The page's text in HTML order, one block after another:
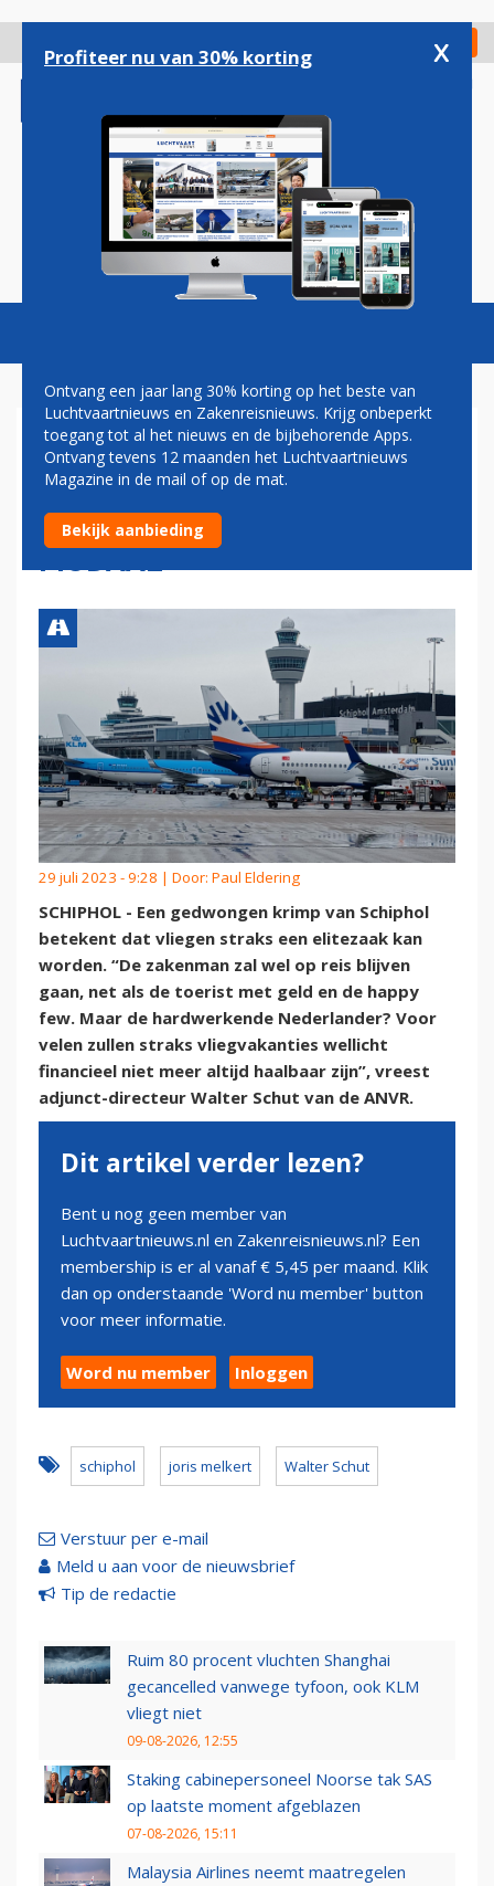
gaan
Check in
Magazine Podcasts Vacatures
KRIMPDOSSIER SCHIPHOL:
VLIEGEN STRAKS NIET MEER
HAALBAAR VOOR JAN
MODAAL
29 juli 2023 - 9:28 | Door: Paul Eldering
SCHIPHOL - Een gedwongen krimp van Schiphol
betekent dat vliegen straks een elitezaak kan
worden. “De zakenman zal wel op reis blijven
gaan, net als de toerist met geld en de happy
few. Maar de hardwerkende Nederlander? Voor
velen zullen straks vliegvakanties wellicht
financieel niet meer altijd haalbaar zijn”, vreest
adjunct-directeur Walter Schut van de ANVR.
Dit artikel verder lezen?
Bent u nog geen member van
Luchtvaartnieuws.nl en Zakenreisnieuws.nl? Een
membership is er al vanaf € 5,45 per maand. Klik
dan op onderstaande 'Word nu member' button
voor meer informatie.
Word nu member Inloggen
schiphol joris melkert Walter Schut
Verstuur per e-mail
Meld u aan voor de nieuwsbrief
Tip de redactie
Ruim 80 procent vluchten Shanghai
gecancelled vanwege tyfoon, ook KLM
vliegt niet
09-08-2026, 12:55
Staking cabinepersoneel Noorse tak SAS
op laatste moment afgeblazen
07-08-2026, 15:11
Malaysia Airlines neemt maatregelen
Profiteer nu van 30% korting x
Ontvang een jaar lang 30% korting op het beste van
Luchtvaartnieuws en Zakenreisnieuws. Krijg onbeperkt
toegang tot al het nieuws en de bijbehorende Apps.
Ontvang tevens 12 maanden het Luchtvaartnieuws
Magazine in de mail of op de mat.
Bekijk aanbieding